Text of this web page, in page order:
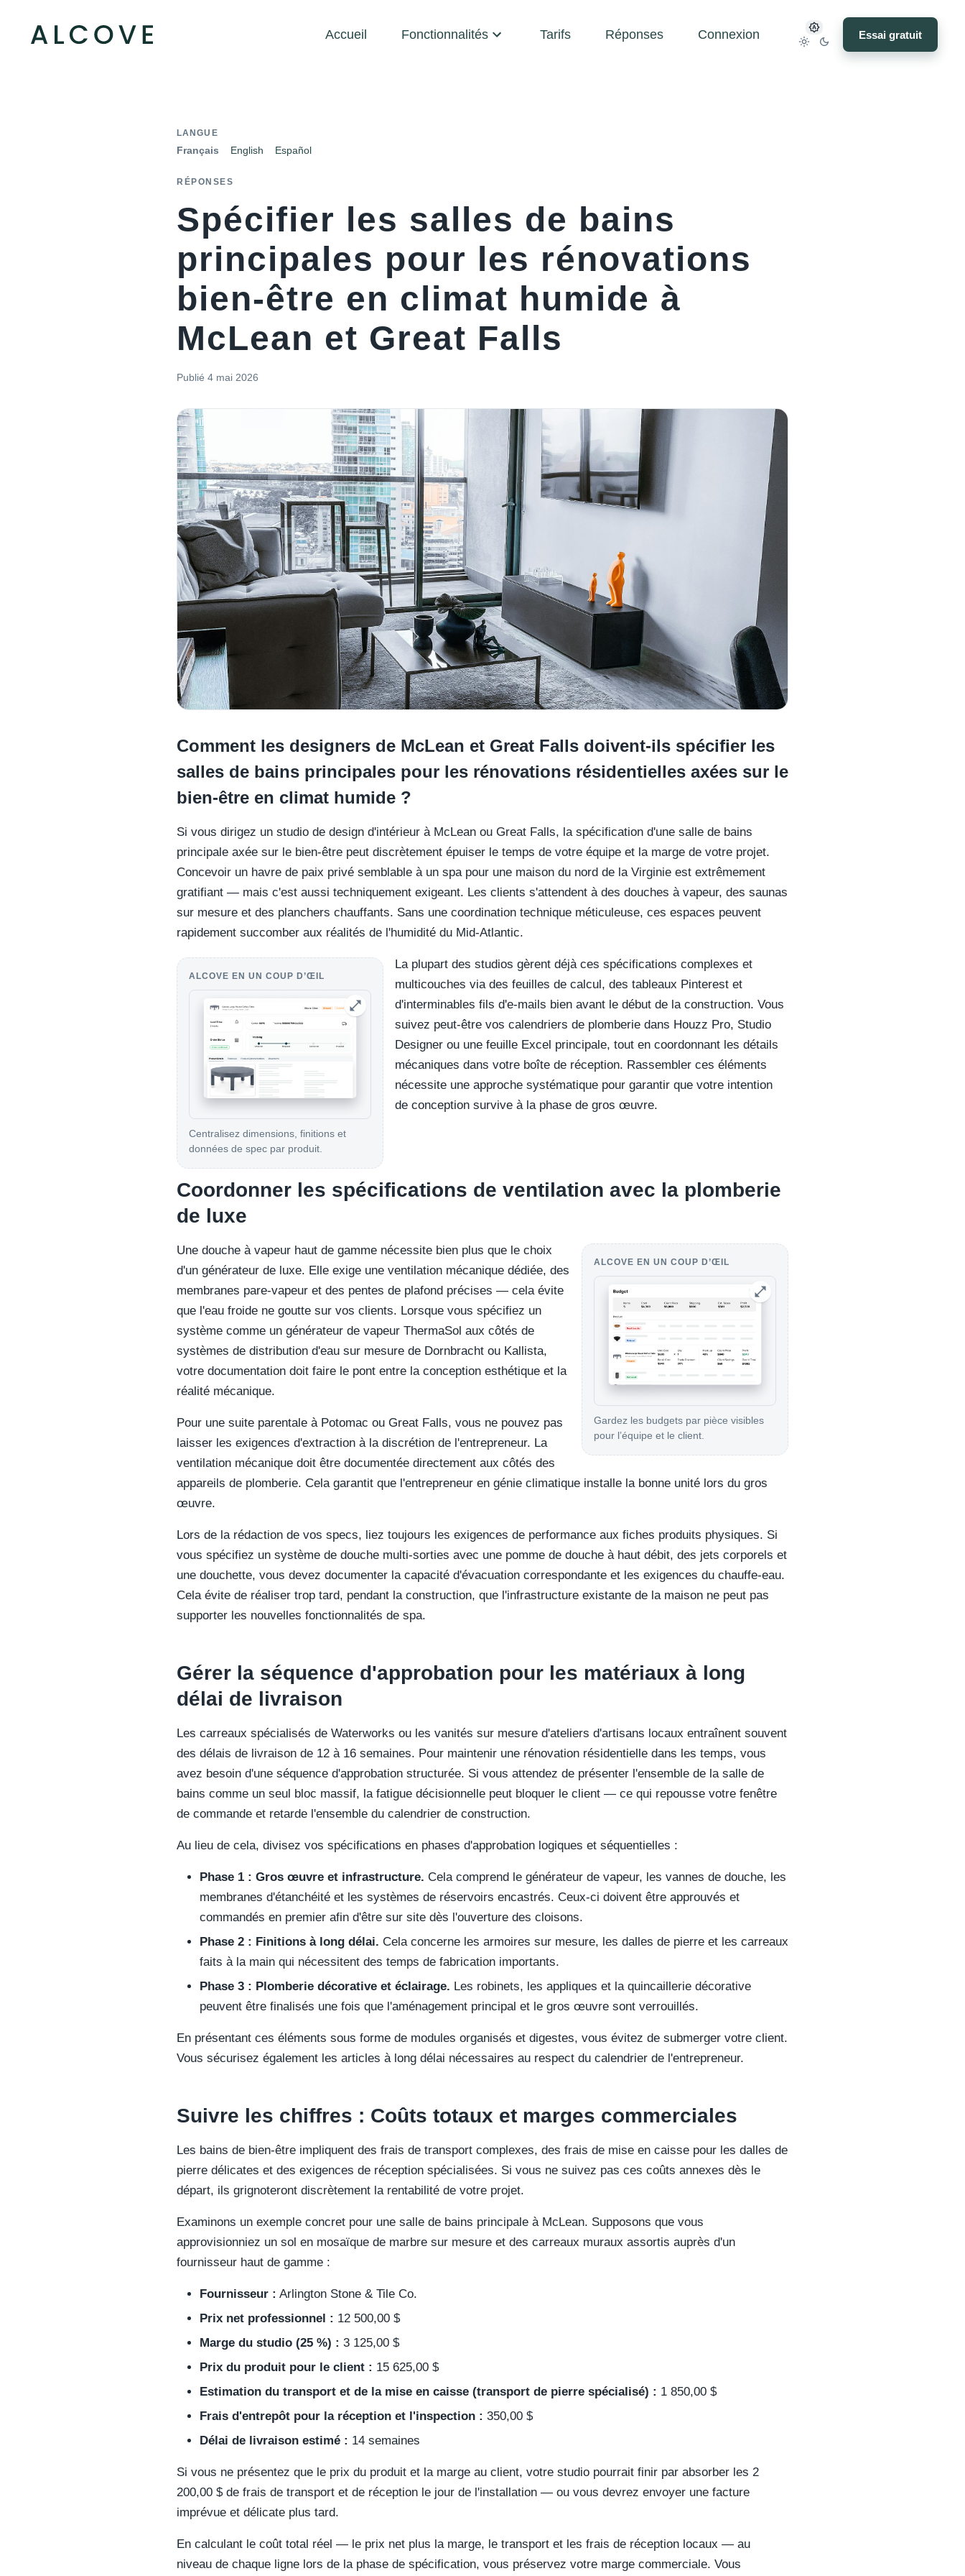
Accueil Fonctionnalités Tarifs Réponses Connexion Essai gratuit
LANGUE
Français English Español
RÉPONSES
Spécifier les salles de bains
principales pour les rénovations
bien-être en climat humide à
McLean et Great Falls
Publié 4 mai 2026
Comment les designers de McLean et Great Falls doivent-ils spécifier les
salles de bains principales pour les rénovations résidentielles axées sur le
bien-être en climat humide ?
Si vous dirigez un studio de design d'intérieur à McLean ou Great Falls, la spécification d'une salle de bains
principale axée sur le bien-être peut discrètement épuiser le temps de votre équipe et la marge de votre projet.
Concevoir un havre de paix privé semblable à un spa pour une maison du nord de la Virginie est extrêmement
gratifiant — mais c'est aussi techniquement exigeant. Les clients s'attendent à des douches à vapeur, des saunas
sur mesure et des planchers chauffants. Sans une coordination technique méticuleuse, ces espaces peuvent
rapidement succomber aux réalités de l'humidité du Mid-Atlantic.
ALCOVE EN UN COUP D’ŒIL
Centralisez dimensions, finitions et
données de spec par produit.
La plupart des studios gèrent déjà ces spécifications complexes et
multicouches via des feuilles de calcul, des tableaux Pinterest et
d'interminables fils d'e-mails bien avant le début de la construction. Vous
suivez peut-être vos calendriers de plomberie dans Houzz Pro, Studio
Designer ou une feuille Excel principale, tout en coordonnant les détails
mécaniques dans votre boîte de réception. Rassembler ces éléments
nécessite une approche systématique pour garantir que votre intention
de conception survive à la phase de gros œuvre.
Coordonner les spécifications de ventilation avec la plomberie
de luxe
ALCOVE EN UN COUP D’ŒIL
Gardez les budgets par pièce visibles
pour l’équipe et le client.
Une douche à vapeur haut de gamme nécessite bien plus que le choix
d'un générateur de luxe. Elle exige une ventilation mécanique dédiée, des
membranes pare-vapeur et des pentes de plafond précises — cela évite
que l'eau froide ne goutte sur vos clients. Lorsque vous spécifiez un
système comme un générateur de vapeur ThermaSol aux côtés de
systèmes de distribution d'eau sur mesure de Dornbracht ou Kallista,
votre documentation doit faire le pont entre la conception esthétique et la
réalité mécanique.
Pour une suite parentale à Potomac ou Great Falls, vous ne pouvez pas
laisser les exigences d'extraction à la discrétion de l'entrepreneur. La
ventilation mécanique doit être documentée directement aux côtés des
appareils de plomberie. Cela garantit que l'entrepreneur en génie climatique installe la bonne unité lors du gros
œuvre.
Lors de la rédaction de vos specs, liez toujours les exigences de performance aux fiches produits physiques. Si
vous spécifiez un système de douche multi-sorties avec une pomme de douche à haut débit, des jets corporels et
une douchette, vous devez documenter la capacité d'évacuation correspondante et les exigences du chauffe-eau.
Cela évite de réaliser trop tard, pendant la construction, que l'infrastructure existante de la maison ne peut pas
supporter les nouvelles fonctionnalités de spa.
Gérer la séquence d'approbation pour les matériaux à long
délai de livraison
Les carreaux spécialisés de Waterworks ou les vanités sur mesure d'ateliers d'artisans locaux entraînent souvent
des délais de livraison de 12 à 16 semaines. Pour maintenir une rénovation résidentielle dans les temps, vous
avez besoin d'une séquence d'approbation structurée. Si vous attendez de présenter l'ensemble de la salle de
bains comme un seul bloc massif, la fatigue décisionnelle peut bloquer le client — ce qui repousse votre fenêtre
de commande et retarde l'ensemble du calendrier de construction.
Au lieu de cela, divisez vos spécifications en phases d'approbation logiques et séquentielles :
Phase 1 : Gros œuvre et infrastructure. Cela comprend le générateur de vapeur, les vannes de douche, les
membranes d'étanchéité et les systèmes de réservoirs encastrés. Ceux-ci doivent être approuvés et
commandés en premier afin d'être sur site dès l'ouverture des cloisons.
Phase 2 : Finitions à long délai. Cela concerne les armoires sur mesure, les dalles de pierre et les carreaux
faits à la main qui nécessitent des temps de fabrication importants.
Phase 3 : Plomberie décorative et éclairage. Les robinets, les appliques et la quincaillerie décorative
peuvent être finalisés une fois que l'aménagement principal et le gros œuvre sont verrouillés.
En présentant ces éléments sous forme de modules organisés et digestes, vous évitez de submerger votre client.
Vous sécurisez également les articles à long délai nécessaires au respect du calendrier de l'entrepreneur.
Suivre les chiffres : Coûts totaux et marges commerciales
Les bains de bien-être impliquent des frais de transport complexes, des frais de mise en caisse pour les dalles de
pierre délicates et des exigences de réception spécialisées. Si vous ne suivez pas ces coûts annexes dès le
départ, ils grignoteront discrètement la rentabilité de votre projet.
Examinons un exemple concret pour une salle de bains principale à McLean. Supposons que vous
approvisionniez un sol en mosaïque de marbre sur mesure et des carreaux muraux assortis auprès d'un
fournisseur haut de gamme :
Fournisseur : Arlington Stone & Tile Co.
Prix net professionnel : 12 500,00 $
Marge du studio (25 %) : 3 125,00 $
Prix du produit pour le client : 15 625,00 $
Estimation du transport et de la mise en caisse (transport de pierre spécialisé) : 1 850,00 $
Frais d'entrepôt pour la réception et l'inspection : 350,00 $
Délai de livraison estimé : 14 semaines
Si vous ne présentez que le prix du produit et la marge au client, votre studio pourrait finir par absorber les 2
200,00 $ de frais de transport et de réception le jour de l'installation — ou vous devrez envoyer une facture
imprévue et délicate plus tard.
En calculant le coût total réel — le prix net plus la marge, le transport et les frais de réception locaux — au
niveau de chaque ligne lors de la phase de spécification, vous préservez votre marge commerciale. Vous